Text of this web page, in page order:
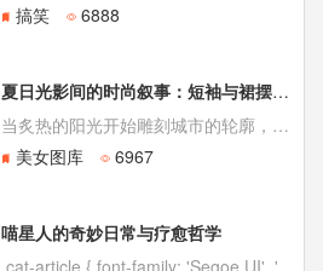
搞笑
6888
夏日光影间的时尚叙事：短袖与裙摆奏响的季风旋律
当炙热的阳光开始雕刻城市的轮廓，季节的更迭便悄然奏响了衣橱换装的序曲。夏日穿搭，远不止于对抗高温的物理需求，它更是一场关于色彩、剪裁与自我表达的视觉叙事。如何在轻盈的布料与简约的款式中，编织出兼具清凉感与个人风格的夏日篇章，成为萦绕在每位时尚爱好者心间的课题。
美女图库
6967
喵星人的奇妙日常与疗愈哲学
.cat-article { font-family: 'Segoe UI', 'Microsoft YaHei', sans-serif; line-height: 1.8; color: #333; max-widt